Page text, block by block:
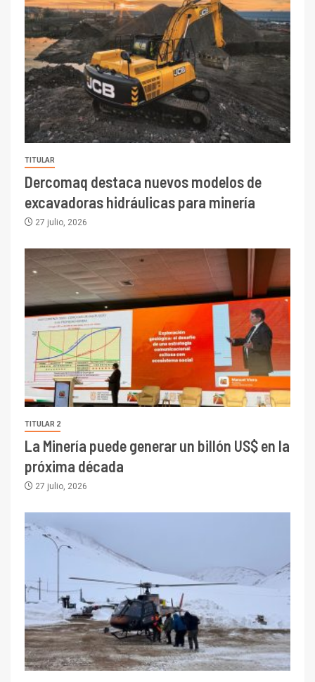
TITULAR
Dercomaq destaca nuevos modelos de
excavadoras hidráulicas para minería
27 julio, 2026
TITULAR 2
La Minería puede generar un billón US$ en la
próxima década
27 julio, 2026